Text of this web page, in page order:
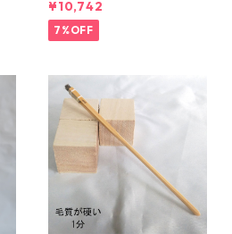
ウム
¥10,742
7%OFF